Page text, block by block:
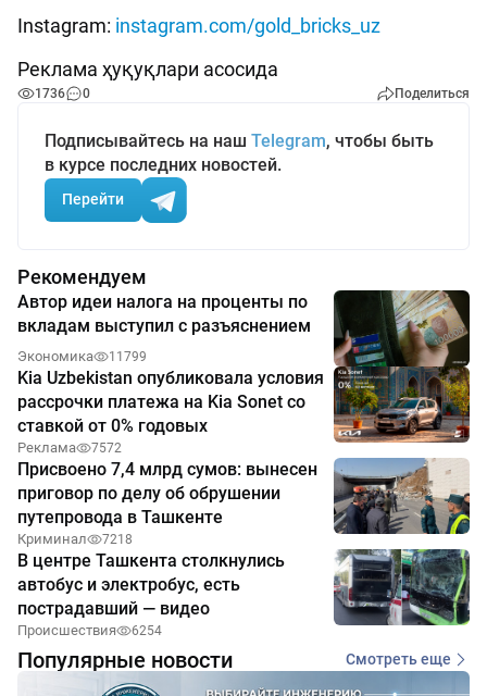
Instagram: instagram.com/gold_bricks_uz
Реклама ҳуқуқлари асосида
1736 0 Поделиться
Подписывайтесь на наш Telegram, чтобы быть
в курсе последних новостей.
Перейти
Рекомендуем
Автор идеи налога на проценты по
вкладам выступил с разъяснением
Экономика 11799
Kia Uzbekistan опубликовала условия
рассрочки платежа на Kia Sonet со
ставкой от 0% годовых
Реклама 7572
Присвоено 7,4 млрд сумов: вынесен
приговор по делу об обрушении
путепровода в Ташкенте
Криминал 7218
В центре Ташкента столкнулись
автобус и электробус, есть
пострадавший — видео
Происшествия 6254
Популярные новости Смотреть еще